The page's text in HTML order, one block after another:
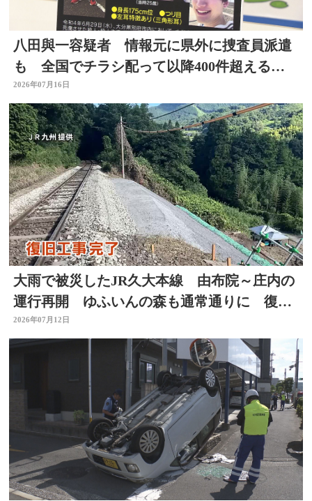
八田與一容疑者 情報元に県外に捜査員派遣
も 全国でチラシ配って以降400件超える情
報 大分
2026年07月16日
大雨で被災したJR久大本線 由布院～庄内の
運行再開 ゆふいんの森も通常通りに 復旧
工事完了 大分
2026年07月12日